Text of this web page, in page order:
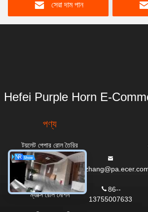
সেরা দাম পান
Hefei Purple Horn E-
পণ্য
টয়লেট পেপার রোল তৈরির
মেশিন
রান্নাঘরের তোয়ালে মেশিন
ম্যাক্সি রোল মেশিন
86--
13755007633